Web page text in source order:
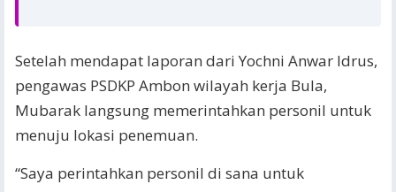
Setelah mendapat laporan dari Yochni Anwar Idrus,
pengawas PSDKP Ambon wilayah kerja Bula,
Mubarak langsung memerintahkan personil untuk
menuju lokasi penemuan.
“Saya perintahkan personil di sana untuk